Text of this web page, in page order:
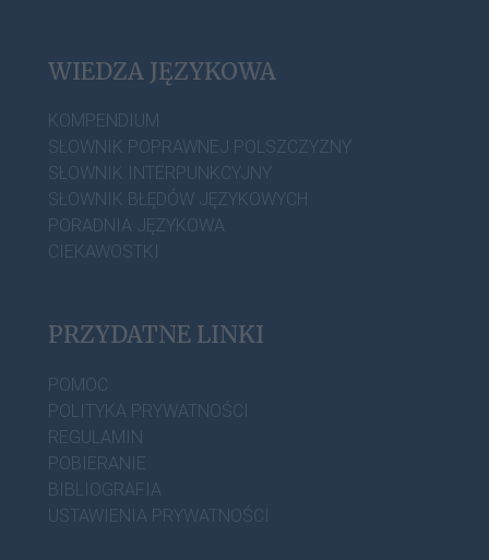
WIEDZA JĘZYKOWA
KOMPENDIUM
SŁOWNIK POPRAWNEJ POLSZCZYZNY
SŁOWNIK INTERPUNKCYJNY
SŁOWNIK BŁĘDÓW JĘZYKOWYCH
PORADNIA JĘZYKOWA
CIEKAWOSTKI
PRZYDATNE LINKI
POMOC
POLITYKA PRYWATNOŚCI
REGULAMIN
POBIERANIE
BIBLIOGRAFIA
USTAWIENIA PRYWATNOŚCI